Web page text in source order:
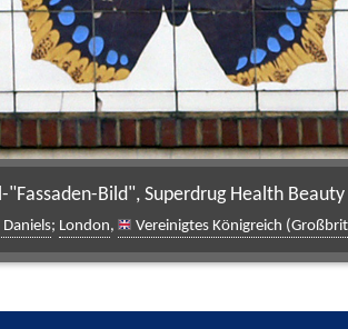
Bild", Superdrug Health
; London, Vereinigtes Königreich